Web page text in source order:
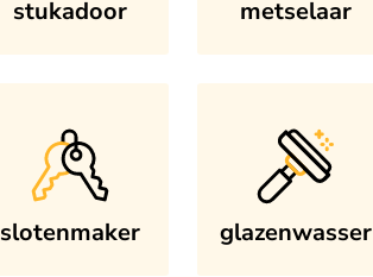
stukadoor metselaar
slotenmaker glazenwasser